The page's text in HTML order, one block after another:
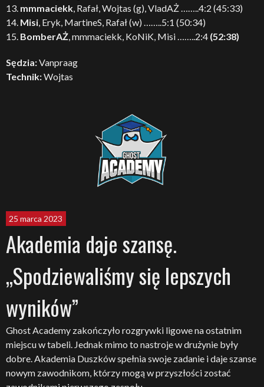
13. mmmaciekk, Rafał, Wojtas (g), VladAŻ ……..4:2 (45:33)
14. Misi, Eryk, MartineS, Rafał (w) ……..5:1 (50:34)
15. BomberAŻ, mmmaciekk, KoNiK, Misi ……..2:4 (52:38)
Sędzia:Vanpraag
Technik:Wojtas
25 marca 2023
Akademia daje szansę.
„Spodziewaliśmy się lepszych
wyników”
Ghost Academy zakończyło rozgrywki ligowe na ostatnim
miejscu w tabeli. Jednak mimo to nastroje w drużynie były
dobre. Akademia Duszków spełnia swoje zadanie i daje szanse
nowym zawodnikom, którzy mogą w przyszłości zostać